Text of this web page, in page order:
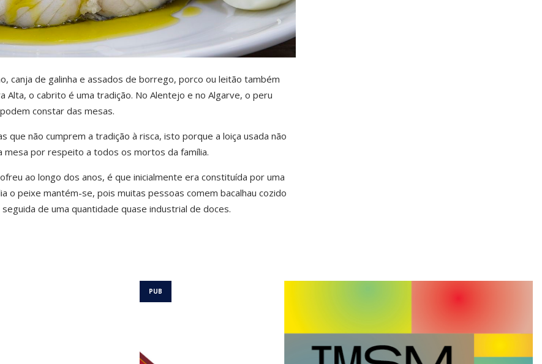
canja de galinha e assados de borrego, porco ou leitão também
Alta, o cabrito é uma tradição. No Alentejo e no Algarve, o peru
constar das mesas.
que não cumprem a tradição à risca, isto porque a loiça usada não
mesa por respeito a todos os mortos da família.
ao longo dos anos, é que inicialmente era constituída por uma
o peixe mantém-se, pois muitas pessoas comem bacalhau cozido
de uma quantidade quase industrial de doces.